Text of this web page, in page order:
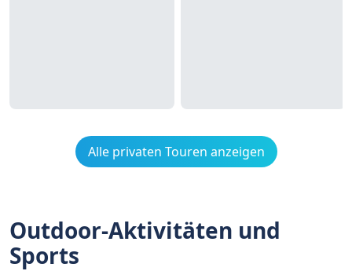
Alle privaten Touren anzeigen
Outdoor-Aktivitäten und
Sports